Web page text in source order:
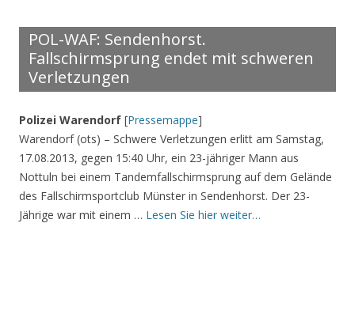
POL-WAF: Sendenhorst.
Fallschirmsprung endet mit schweren
Verletzungen
Polizei Warendorf [Pressemappe]
Warendorf (ots) – Schwere Verletzungen erlitt am Samstag,
17.08.2013, gegen 15:40 Uhr, ein 23-jähriger Mann aus
Nottuln bei einem Tandemfallschirmsprung auf dem Gelände
des Fallschirmsportclub Münster in Sendenhorst. Der 23-
Jährige war mit einem … Lesen Sie hier weiter…